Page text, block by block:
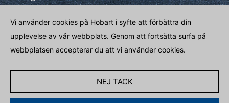
GATA /NO*
+ 46 8 584 50 920
E-post
INFO@HOBART.SE
Vi använder cookies på Hobart i syfte att förbättra din
upplevelse av vår webbplats. Genom att fortsätta surfa på
webbplatsen accepterar du att vi använder cookies.
NEJ TACK